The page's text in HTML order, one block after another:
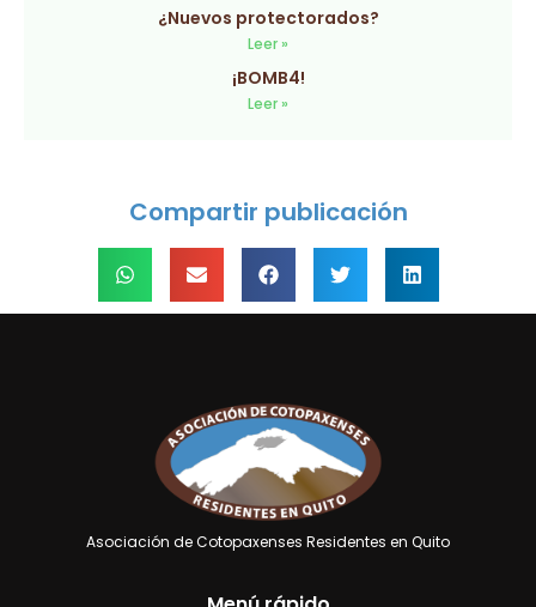
¿Nuevos protectorados?
Leer »
¡BOMB4!
Leer »
Compartir publicación
Asociación de Cotopaxenses Residentes en Quito